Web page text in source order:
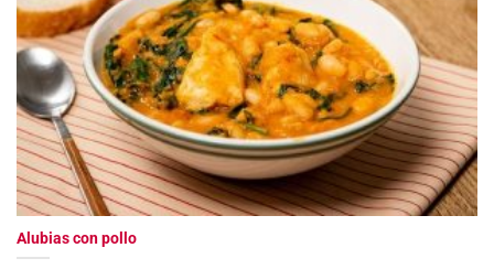
Alubias con pollo